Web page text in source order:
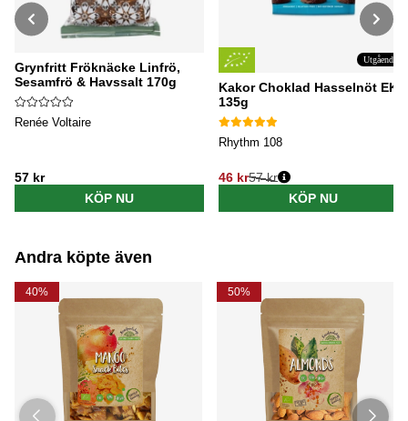
Grynfritt Fröknäcke Linfrö,
Sesamfrö & Havssalt 170g
Renée Voltaire
57 kr
KÖP NU
Utgående
Kakor Choklad Hasselnöt EKO
135g
Rhythm 108
46 kr
Ordinarie pris:
57 kr
KÖP NU
Andra köpte även
40% 50%